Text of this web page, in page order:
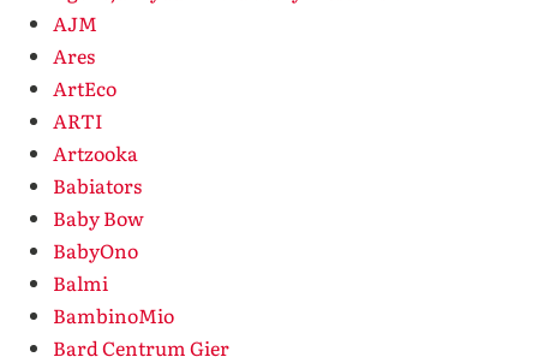
AJM
Ares
ArtEco
ARTI
Artzooka
Babiators
Baby Bow
BabyOno
Balmi
BambinoMio
Bard Centrum Gier